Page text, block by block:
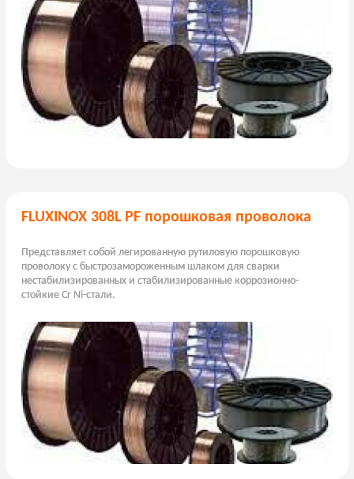
FLUXINOX 308L PF порошковая проволока
Представляет собой легированную рутиловую порошковую
проволоку с быстрозамороженным шлаком для сварки
нестабилизированных и стабилизированные коррозионно-
стойкие Cr Ni-стали.